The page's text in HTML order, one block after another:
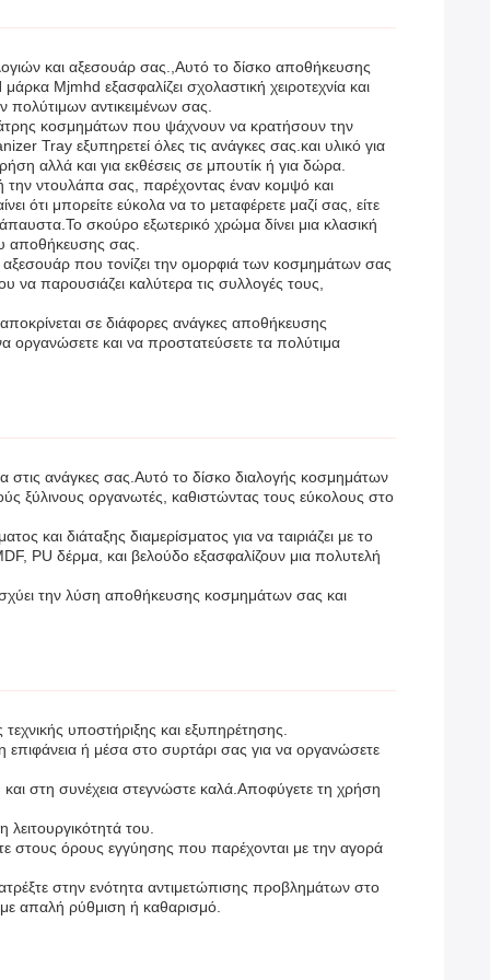
και αξεσουάρ σας.,Αυτό το δίσκο αποθήκευσης
Mjmhd εξασφαλίζει σχολαστική χειροτεχνία και
πολύτιμων αντικειμένων σας.
λάτρης κοσμημάτων που ψάχνουν να κρατήσουν την
Tray εξυπηρετεί όλες τις ανάγκες σας.και υλικό για
αλλά και για εκθέσεις σε μπουτίκ ή για δώρα.
ντουλάπα σας, παρέχοντας έναν κομψό και
ότι μπορείτε εύκολα να το μεταφέρετε μαζί σας, είτε
σκούρο εξωτερικό χρώμα δίνει μια κλασική
αποθήκευσης σας.
που τονίζει την ομορφιά των κοσμημάτων σας
να παρουσιάζει καλύτερα τις συλλογές τους,
σε διάφορες ανάγκες αποθήκευσης
και να προστατεύσετε τα πολύτιμα
στις ανάγκες σας.Αυτό το δίσκο διαλογής κοσμημάτων
ξύλινους οργανωτές, καθιστώντας τους εύκολους στο
διάταξης διαμερίσματος για να ταιριάζει με το
PU δέρμα, και βελούδο εξασφαλίζουν μια πολυτελή
την λύση αποθήκευσης κοσμημάτων σας και
υποστήριξης και εξυπηρέτησης.
ή μέσα στο συρτάρι σας για να οργανώσετε
στη συνέχεια στεγνώστε καλά.Αποφύγετε τη χρήση
λειτουργικότητά του.
στους όρους εγγύησης που παρέχονται με την αγορά
στην ενότητα αντιμετώπισης προβλημάτων στο
απαλή ρύθμιση ή καθαρισμό.